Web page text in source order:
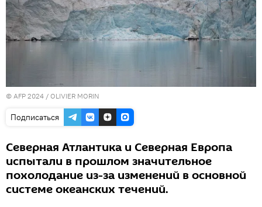
© AFP 2024 / OLIVIER MORIN
Подписаться
Северная Атлантика и Северная Европа
испытали в прошлом значительное
похолодание из-за изменений в основной
системе океанских течений.